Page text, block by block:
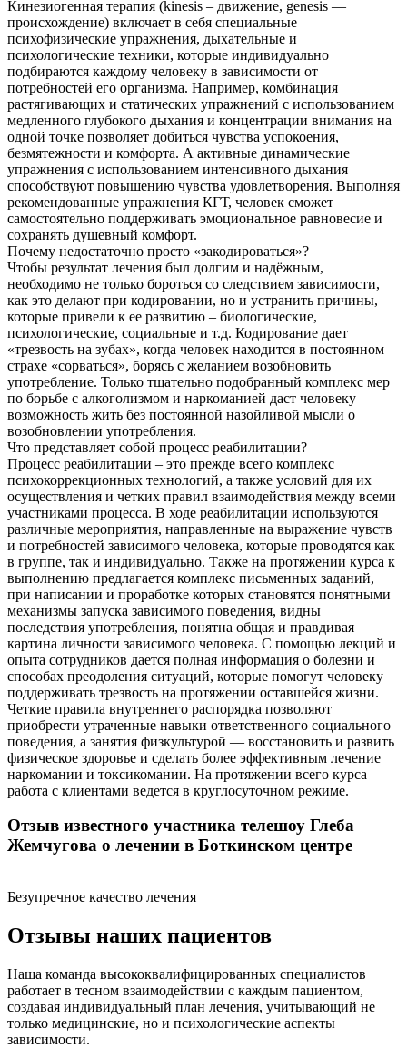
Кинезиогенная терапия (kinesis – движение, genesis —
происхождение) включает в себя специальные
психофизические упражнения, дыхательные и
психологические техники, которые индивидуально
подбираются каждому человеку в зависимости от
потребностей его организма. Например, комбинация
растягивающих и статических упражнений с использованием
медленного глубокого дыхания и концентрации внимания на
одной точке позволяет добиться чувства успокоения,
безмятежности и комфорта. А активные динамические
упражнения с использованием интенсивного дыхания
способствуют повышению чувства удовлетворения. Выполняя
рекомендованные упражнения КГТ, человек сможет
самостоятельно поддерживать эмоциональное равновесие и
сохранять душевный комфорт.
Почему недостаточно просто «закодироваться»?
Чтобы результат лечения был долгим и надёжным,
необходимо не только бороться со следствием зависимости,
как это делают при кодировании, но и устранить причины,
которые привели к ее развитию – биологические,
психологические, социальные и т.д. Кодирование дает
«трезвость на зубах», когда человек находится в постоянном
страхе «сорваться», борясь с желанием возобновить
употребление. Только тщательно подобранный комплекс мер
по борьбе с алкоголизмом и наркоманией даст человеку
возможность жить без постоянной назойливой мысли о
возобновлении употребления.
Что представляет собой процесс реабилитации?
Процесс реабилитации – это прежде всего комплекс
психокоррекционных технологий, а также условий для их
осуществления и четких правил взаимодействия между всеми
участниками процесса. В ходе реабилитации используются
различные мероприятия, направленные на выражение чувств
и потребностей зависимого человека, которые проводятся как
в группе, так и индивидуально. Также на протяжении курса к
выполнению предлагается комплекс письменных заданий,
при написании и проработке которых становятся понятными
механизмы запуска зависимого поведения, видны
последствия употребления, понятна общая и правдивая
картина личности зависимого человека. С помощью лекций и
опыта сотрудников дается полная информация о болезни и
способах преодоления ситуаций, которые помогут человеку
поддерживать трезвость на протяжении оставшейся жизни.
Четкие правила внутреннего распорядка позволяют
приобрести утраченные навыки ответственного социального
поведения, а занятия физкультурой — восстановить и развить
физическое здоровье и сделать более эффективным лечение
наркомании и токсикомании. На протяжении всего курса
работа с клиентами ведется в круглосуточном режиме.
Отзыв известного участника телешоу Глеба
Жемчугова о лечении в Боткинском центре
Безупречное качество лечения
Отзывы наших пациентов
Наша команда высококвалифицированных специалистов
работает в тесном взаимодействии с каждым пациентом,
создавая индивидуальный план лечения, учитывающий не
только медицинские, но и психологические аспекты
зависимости.